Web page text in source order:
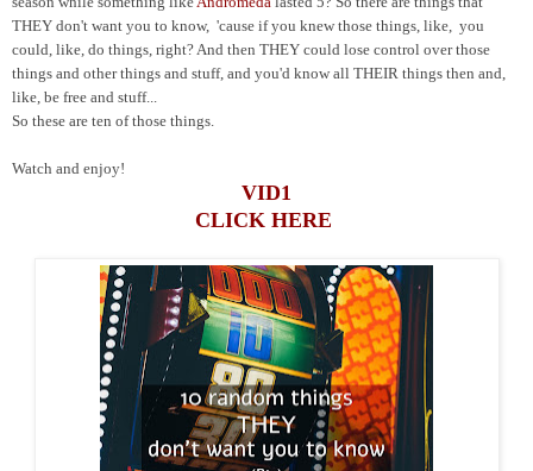
THEY don't want you to know, 'cause if you knew those things, like, you
could, like, do things, right? And then THEY could lose control over those
things and other things and stuff, and you'd know all THEIR things then and,
like, be free and stuff...
So these are ten of those things.
Watch and enjoy!
VID1
CLICK HERE